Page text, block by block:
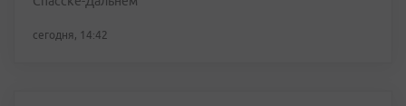
сегодня, 14:42